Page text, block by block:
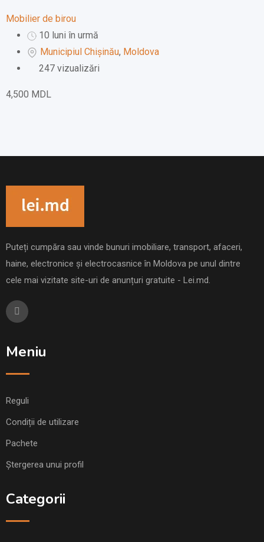
Mobilier de birou
10 luni în urmă
Municipiul Chișinău, Moldova
247 vizualizări
4,500 MDL
Puteți cumpăra sau vinde bunuri imobiliare, transport, afaceri,
haine, electronice și electrocasnice în Moldova pe unul dintre
cele mai vizitate site-uri de anunțuri gratuite - Lei.md.
Meniu
Reguli
Condiții de utilizare
Pachete
Ștergerea unui profil
Categorii